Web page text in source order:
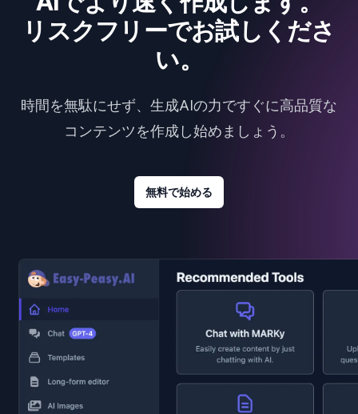
リスクフリーでお試しくださ
い。
時間を無駄にせず、生成AIの力ですぐに高品質な
コンテンツを作成し始めましょう。
無料で始める